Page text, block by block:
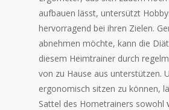
aufbauen lässt, untersützt
hervorragend bei ihren Zielen.
abnehmen möchte, kann die
diesem Heimtrainer durch
von zu Hause aus unterstützen.
ergonomisch sitzen zu können,
Sattel des Hometrainers sowohl